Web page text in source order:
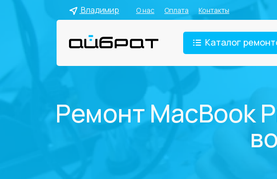
Владимир О нас Оплата Контакты
Каталог
Ремонт MacBook